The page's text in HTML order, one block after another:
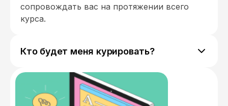
сопровождать вас на протяжении всего
курса.
Кто будет меня курировать?
проверяющий куратор, который
прокомментирует практические работы и
даст полезные советы. Так вы сможете